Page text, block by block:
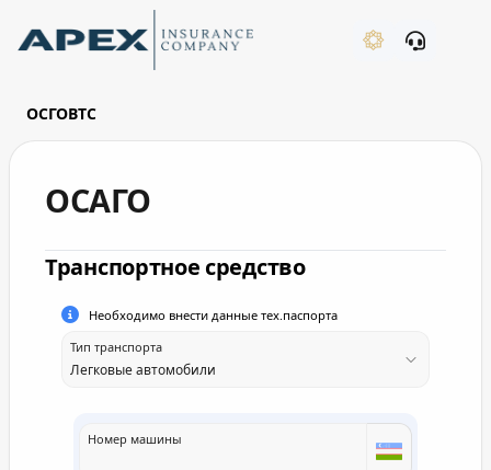
Skip to Main Content
ОСГОВТС
ОСАГО
Транспортное средство
Необходимо внести данные тех.паспорта
Тип транспорта
Номер машины
New
flag
Ўзбекистон Республикасида рўйхатга олинган
Бошқа давлатда рўйхатга олинган транспорт воситаси